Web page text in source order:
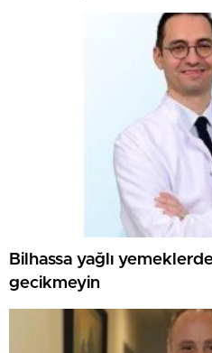
Bilhassa yağlı
gecikmeyin